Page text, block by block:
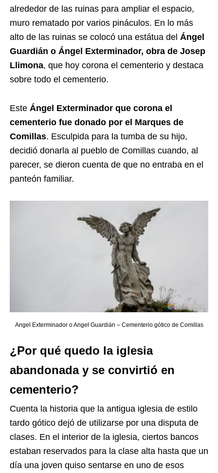
alrededor de las ruinas para ampliar el espacio,
muro rematado por varios pináculos. En lo más
alto de las ruinas se colocó una estátua del Ángel
Guardián o Ángel Exterminador, obra de Josep
Llimona, que hoy corona el cementerio y destaca
sobre todo el cementerio.
Este Ángel Exterminador que corona el
cementerio fue donado por el Marques de
Comillas. Esculpida para la tumba de su hijo,
decidió donarla al pueblo de Comillas cuando, al
parecer, se dieron cuenta de que no entraba en el
panteón familiar.
Angel Exterminador o Angel Guardián – Cementerio gótico de Comillas
¿Por qué quedo la iglesia
abandonada y se convirtió en
cementerio?
Cuenta la historia que la antigua iglesia de estilo
tardo gótico dejó de utilizarse por una disputa de
clases. En el interior de la iglesia, ciertos bancos
estaban reservados para la clase alta hasta que un
día una joven quiso sentarse en uno de esos